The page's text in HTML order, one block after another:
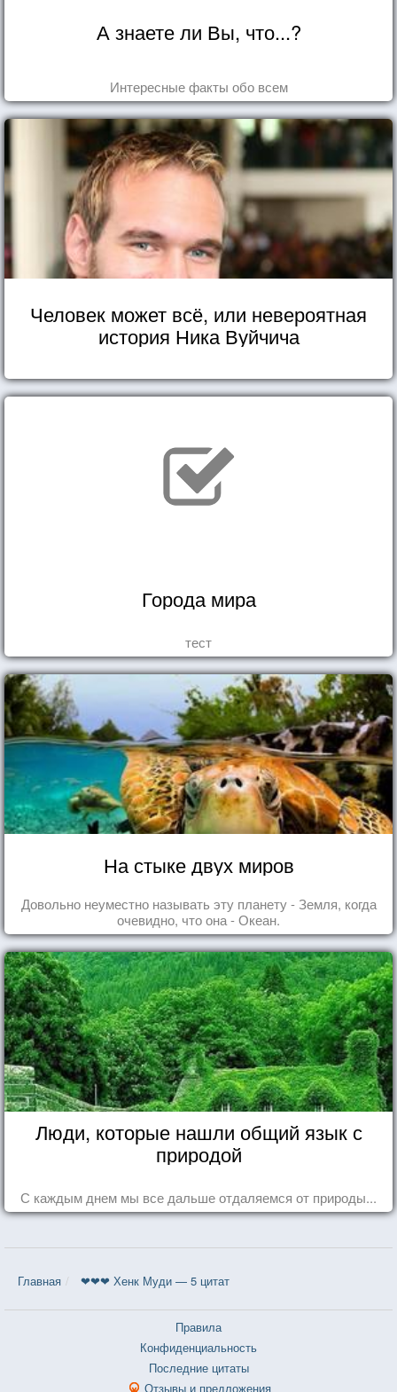
А знаете ли Вы, что...?
Интересные факты обо всем
Человек может всё, или невероятная
история Ника Вуйчича
Города мира
тест
На стыке двух миров
Довольно неуместно называть эту планету - Земля, когда
очевидно, что она - Океан.
Люди, которые нашли общий язык с
природой
С каждым днем мы все дальше отдаляемся от природы...
Главная ❤❤❤ Хенк Муди — 5 цитат
Правила
Конфиденциальность
Последние цитаты
Отзывы и предложения